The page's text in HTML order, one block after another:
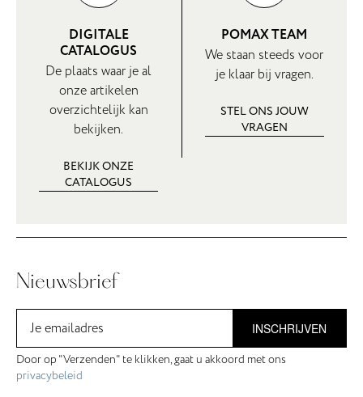
DIGITALE
CATALOGUS
De plaats waar je al
onze artikelen
overzichtelijk kan
bekijken.
BEKIJK ONZE
CATALOGUS
POMAX TEAM
We staan steeds voor
je klaar bij vragen.
STEL ONS JOUW
VRAGEN
Nieuwsbrief
INSCHRIJVEN
Door op "Verzenden" te klikken, gaat u akkoord met ons
privacybeleid